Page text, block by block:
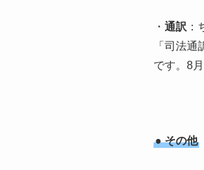
・通訳
「司法
です。8
● その他